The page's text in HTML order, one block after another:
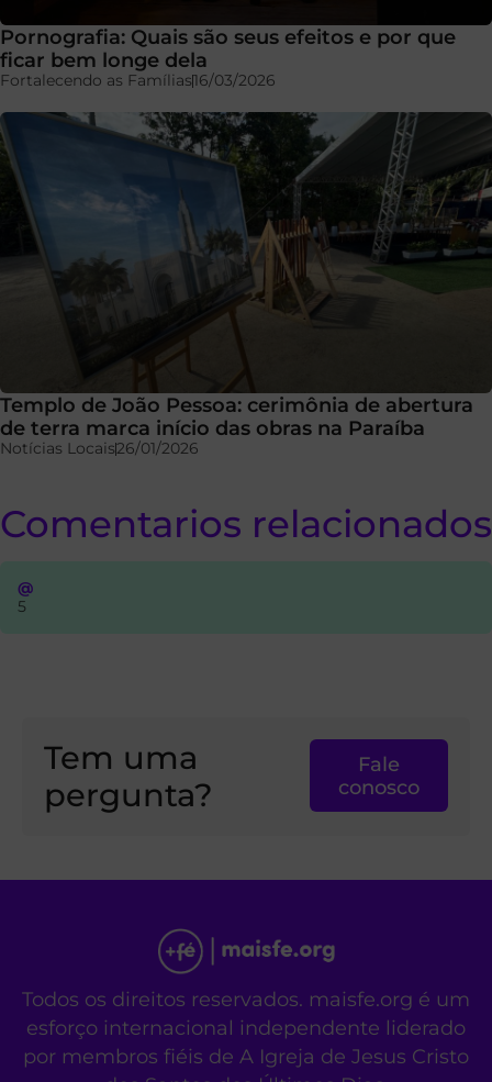
Pornografia: Quais são seus efeitos e por que
ficar bem longe dela
Fortalecendo as Famílias16/03/2026
Templo de João Pessoa: cerimônia de abertura
de terra marca início das obras na Paraíba
Notícias Locais26/01/2026
Comentarios relacionados
@
5
Tem uma
pergunta?
Fale
conosco
Todos os direitos reservados. maisfe.org é um
esforço internacional independente liderado
por membros fiéis de A Igreja de Jesus Cristo